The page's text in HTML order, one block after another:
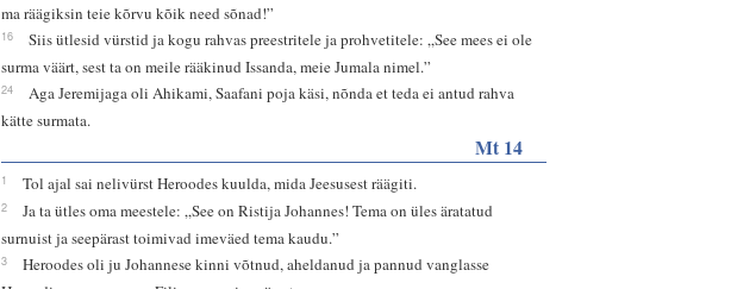
ma räägiksin teie kõrvu kõik need sõnad!”
16
Siis ütlesid vürstid ja kogu rahvas preestritele ja prohvetitele: „See mees ei ole
surma väärt, sest ta on meile rääkinud Issanda, meie Jumala nimel.”
24
Aga Jeremijaga oli Ahikami, Saafani poja käsi, nõnda et teda ei antud rahva
kätte surmata.
Mt 14
1 Tol ajal sai nelivürst Heroodes kuulda, mida Jeesusest räägiti.
2
Ja ta ütles oma meestele: „See on Ristija Johannes! Tema on üles äratatud
surnuist ja seepärast toimivad imeväed tema kaudu.”
3
Heroodes oli ju Johannese kinni võtnud, aheldanud ja pannud vanglasse